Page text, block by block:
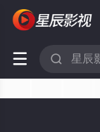
 